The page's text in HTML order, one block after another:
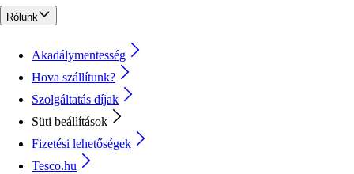
Rólunk
Akadálymentesség
Hova szállítunk?
Szolgáltatás díjak
Süti beállítások
Fizetési lehetőségek
Tesco.hu